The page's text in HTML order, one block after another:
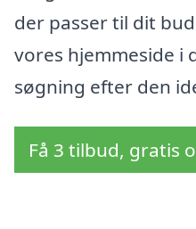
der passer til dit
vores hjemmeside i
søgning efter den
Få 3 tilbud, gratis